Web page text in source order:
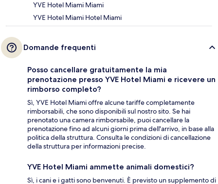
YVE Hotel Miami Miami
YVE Hotel Miami Hotel Miami
Domande frequenti
Posso cancellare gratuitamente la mia
prenotazione presso YVE Hotel Miami e ricevere un
rimborso completo?
Sì, YVE Hotel Miami offre alcune tariffe completamente
rimborsabili, che sono disponibili sul nostro sito. Se hai
prenotato una camera rimborsabile, puoi cancellare la
prenotazione fino ad alcuni giorni prima dell'arrivo, in base alla
politica della struttura. Consulta le condizioni di cancellazione
della struttura per informazioni precise.
YVE Hotel Miami ammette animali domestici?
Sì, i cani e i gatti sono benvenuti. È previsto un supplemento di